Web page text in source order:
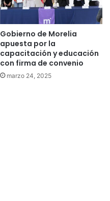
Gobierno de Morelia
apuesta por la
capacitación y educación
con firma de convenio
marzo 24, 2025